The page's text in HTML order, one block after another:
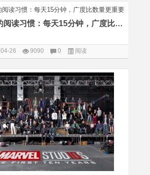
顶级中小学的阅读习惯：每天15分钟，广度比数量更重要
04-26 9090 0 阅读